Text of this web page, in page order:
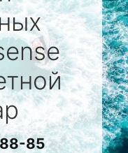
85